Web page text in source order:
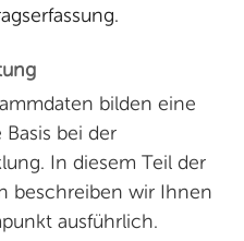
bilden eine
bei der
In diesem Teil der
beschreiben wir Ihnen
ausführlich.